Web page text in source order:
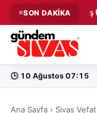
SON DAKİKA
◆ 65 Yaş Üstü
🕒 10 Ağustos 07:15
Ana Sayfa › Sivas